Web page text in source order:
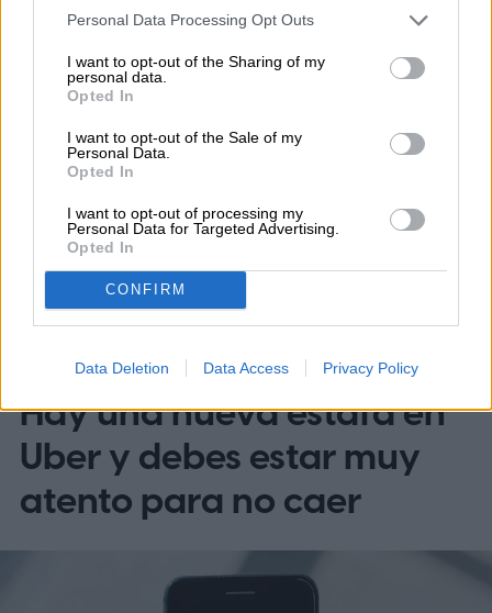
Personal Data Processing Opt Outs
I want to opt-out of the Sharing of my
personal data.
Opted In
I want to opt-out of the Sale of my
Personal Data.
Opted In
I want to opt-out of processing my
Personal Data for Targeted Advertising.
Opted In
CONFIRM
Data Deletion Data Access Privacy Policy
inquietud hacia la escritura y las…
Noticias
Homepage
Hay una nueva estafa en
Uber y debes estar muy
atento para no caer